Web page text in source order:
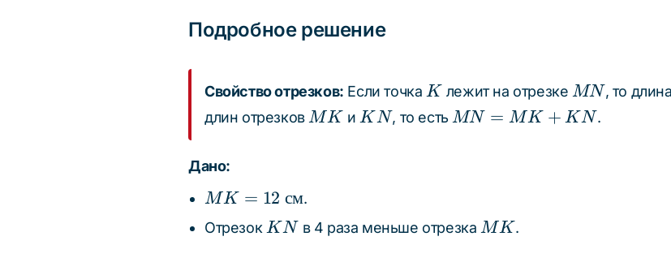
\text{
см}
Подробное решение
Свойство отрезков: Если точка K
K лежит на отрезке MN
MN, то
длин отрезков MK
MK и KN
KN, то есть MN
MN = MK + KN.
Дано:
MK =
12
\text{
MK = 12 см.
Отрезок KN
KN в 4 раза меньше отрезка MK
MK.